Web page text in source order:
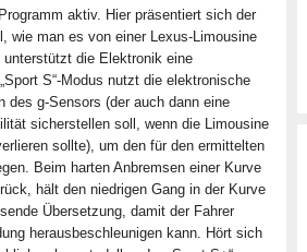
aktiv. Hier präsentiert sich der
wie man es von einer Lexus-Limousine
unterstützt die Elektronik eine
S“-Modus nutzt die elektronische
des g-Sensors (der auch dann eine
sicherstellen soll, wenn die Limousine
sollte), um den für den ermittelten
Beim harten Anbremsen einer Kurve
hält den niedrigen Gang in der Kurve
Übersetzung, damit der Fahrer
herausbeschleunigen kann. Hört sich